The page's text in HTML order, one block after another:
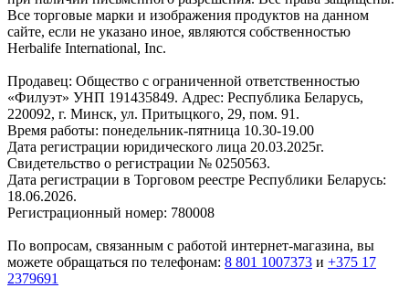
Все торговые марки и изображения продуктов на данном
сайте, если не указано иное, являются собственностью
Herbalife International, Inc.
Продавец: Общество с ограниченной ответственностью
«Филуэт» УНП 191435849. Адрес: Республика Беларусь,
220092, г. Минск, ул. Притыцкого, 29, пом. 91.
Время работы: понедельник-пятница 10.30-19.00
Дата регистрации юридического лица 20.03.2025г.
Свидетельство о регистрации № 0250563.
Дата регистрации в Торговом реестре Республики Беларусь:
18.06.2026.
Регистрационный номер: 780008
По вопросам, связанным с работой интернет-магазина, вы
можете обращаться по телефонам: 8 801 1007373 и +375 17
2379691